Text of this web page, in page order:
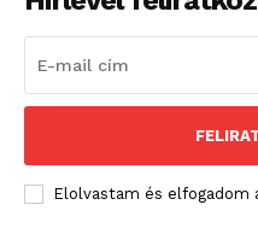
Elolvastam és elfogadom